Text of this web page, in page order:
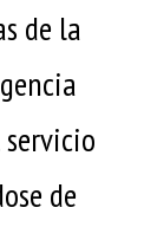
de la
de